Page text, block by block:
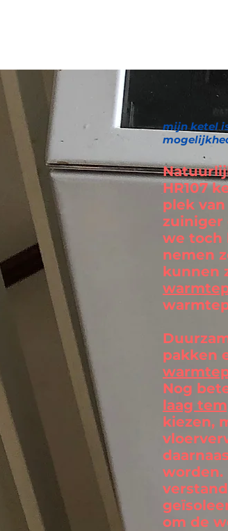
mijn ketel
HR107
plek
zuiniger
we toch
nemen
kunnen
pakken
Nog
laag
kiezen,
om de